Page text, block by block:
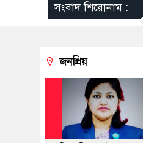
সংবাদ শিরোনাম :
জনপ্রিয়